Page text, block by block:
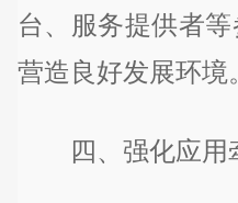
台、服务提供者
营造良好发展环境
四、强化应用